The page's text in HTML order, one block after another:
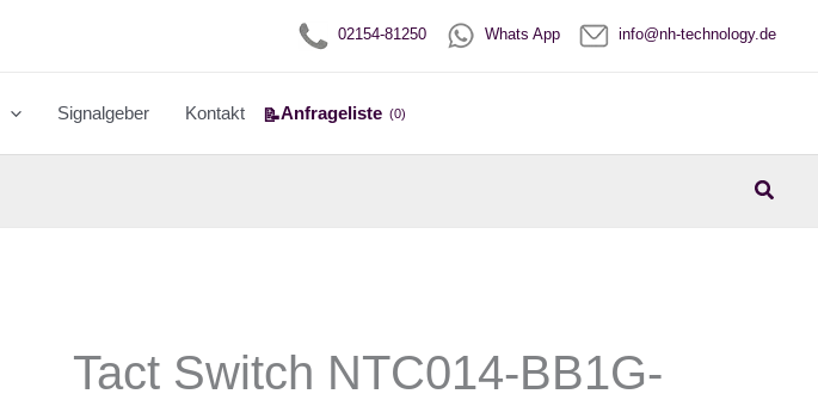
02154-81250 Whats App info@nh-technology.de
Signalgeber Kontakt 📝Anfrageliste (0)
Tact Switch NTC014-BB1G-